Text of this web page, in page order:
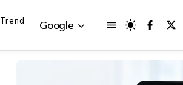
Trend Google